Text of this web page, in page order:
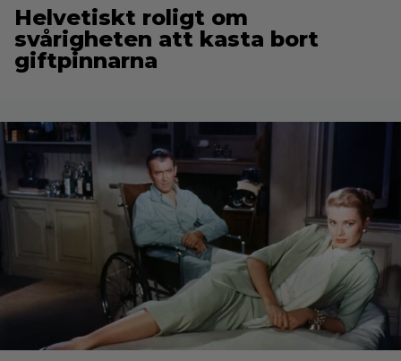
Helvetiskt roligt om
svårigheten att kasta bort
giftpinnarna